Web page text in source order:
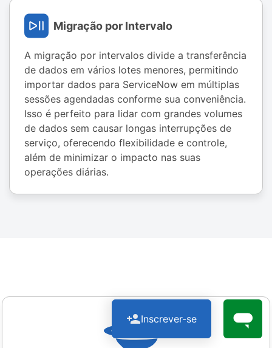
Migração por Intervalo
A migração por intervalos divide a transferência
de dados em vários lotes menores, permitindo
importar dados para ServiceNow em múltiplas
sessões agendadas conforme sua conveniência.
Isso é perfeito para lidar com grandes volumes
de dados sem causar longas interrupções de
serviço, oferecendo flexibilidade e controle,
além de minimizar o impacto nas suas
operações diárias.
Inscrever-se